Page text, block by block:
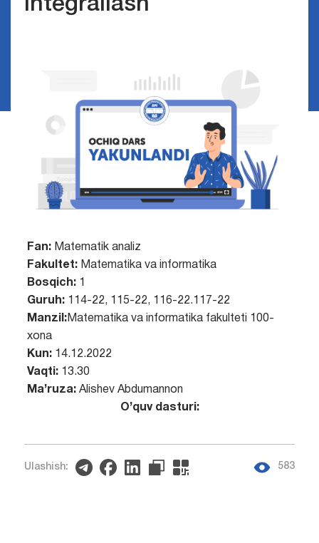
integrallash
Fan:Matematik analiz
Fakultet:Matematika va informatika
Bosqich:1
Guruh:114-22, 115-22, 116-22.117-22
Manzil:Matematika va informatika fakulteti 100-
xona
Kun: 14.12.2022
Vaqti:13.30
Ma’ruza:Alishev Abdumannon
O’quv dasturi:
Ulashish: 583